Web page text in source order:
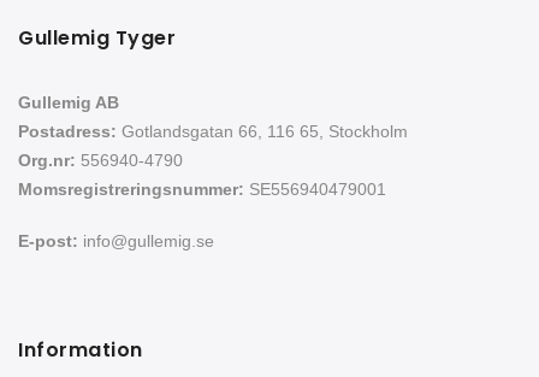
Gullemig Tyger
Gullemig AB
Postadress: Gotlandsgatan 66, 116 65, Stockholm
Org.nr: 556940-4790
Momsregistreringsnummer: SE556940479001
E-post: info@gullemig.se
Information